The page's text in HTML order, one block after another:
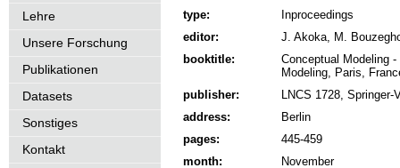
Lehre
Unsere Forschung
Publikationen
Datasets
Sonstiges
Kontakt
type:
Inproceedings
editor:
J. Akoka, M.
booktitle:
Conceptual Modeling
Modeling, Paris,
publisher:
LNCS 1728, Springer-
address:
Berlin
pages:
445-459
month:
November